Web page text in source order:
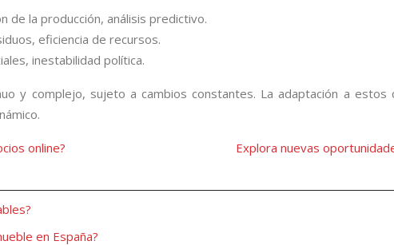
de la producción, análisis predictivo.
eficiencia de recursos.
inestabilidad política.
y complejo, sujeto a cambios constantes. La adaptación a estos
online? Explora nuevas
en España?